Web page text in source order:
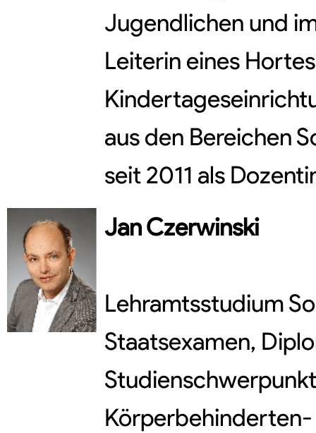
Jugendlichen und
Leiterin eines
aus den Bereichen
seit 2011 als
JanCzerwinski
Lehramtsstudium
Staatsexamen,